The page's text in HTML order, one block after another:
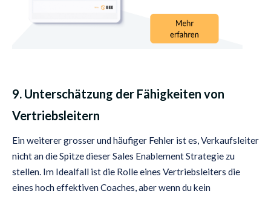
9. Unterschätzung der Fähigkeiten von
Vertriebsleitern
Ein weiterer grosser und häufiger Fehler ist es, Verkaufsleiter
nicht an die Spitze dieser Sales Enablement Strategie zu
stellen. Im Idealfall ist die Rolle eines Vertriebsleiters die
eines hoch effektiven Coaches, aber wenn du kein